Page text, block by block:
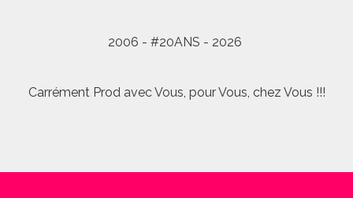
2006 - #20ANS - 2026
Carrément Prod avec Vous, pour Vous, chez Vous !!!